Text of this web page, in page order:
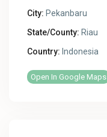
City: Pekanbaru
State/County: Riau
Country: Indonesia
Open In Google Maps